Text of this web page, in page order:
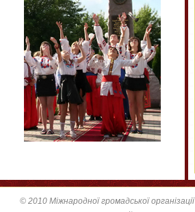
© 2010 Міжнародної громадської організації